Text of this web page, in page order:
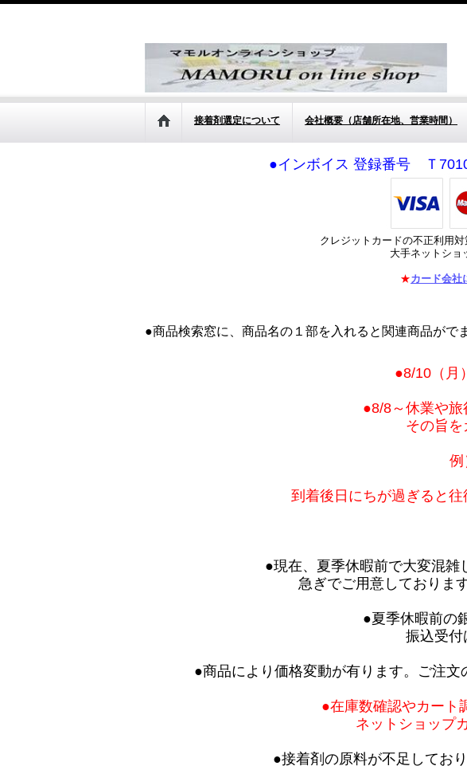
接着剤選定について 会社概要（店舗所在地、営業時間）
●インボイス 登録番号 Ｔ
クレジットカードの不正利用
大手ネットショ
★カード会社
●商品検索窓に、商品名の１部を入れると関連商品
●8/10（月
●8/8～休業や旅
その旨を
例
到着後日にちが過ぎると往
●現在、夏季休暇前で大変混雑
急ぎでご用意しておりま
●夏季休暇前の
振込受付
●商品により価格変動が有ります。ご注文
●在庫数確認やカート
ネットショップ
●接着剤の原料が不足してお